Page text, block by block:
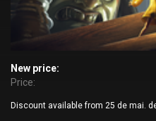
New price:
Price:
Discount available from 25 de mai.